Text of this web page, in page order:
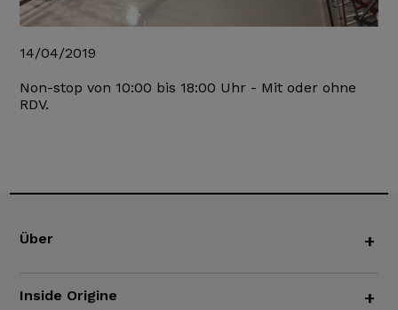
14/04/2019
Non-stop von 10:00 bis 18:00 Uhr - Mit oder ohne
RDV.
Über +
Inside Origine +